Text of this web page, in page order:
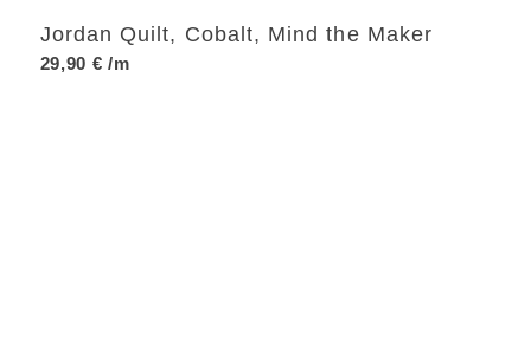
Jordan Quilt, Cobalt, Mind the Maker
29,90 € /m